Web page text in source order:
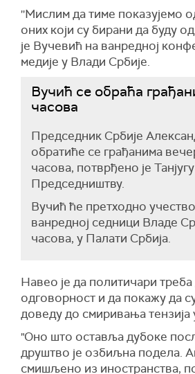
''Мислим да тиме показујемо
оних који су бирани да буду
је Вучевић на ванредној
медије у Влади Србије.
Вучић се обраћа
часова
Председник Србије
обратиће се грађанима
часова, потврђено је
Председништву.
Вучић ће претходно
ванредној седници Владе
часова, у Палати Србија.
Навео је да политичари треба
одговорност и да покажу да
доведу до смиривања тензија
"Оно што оставља дубоке
друштво је озбиљна подела.
смишљено из иностранства,